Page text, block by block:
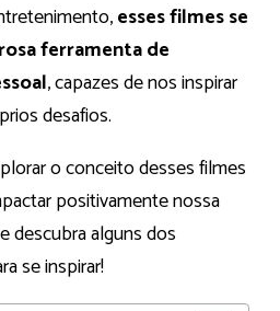
esses filmes se
ferramenta de
, capazes de nos inspirar
desafios.
o conceito desses filmes
positivamente nossa
descubra alguns dos
se inspirar!